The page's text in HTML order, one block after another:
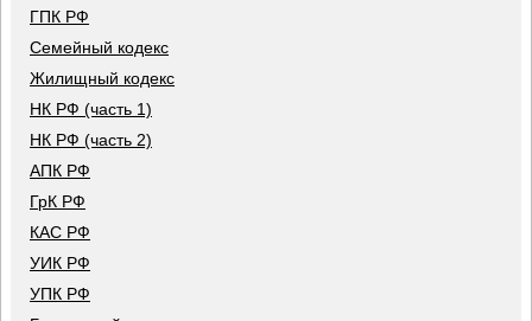
ГПК РФ
Семейный кодекс
Жилищный кодекс
НК РФ (часть 1)
НК РФ (часть 2)
АПК РФ
ГрК РФ
КАС РФ
УИК РФ
УПК РФ